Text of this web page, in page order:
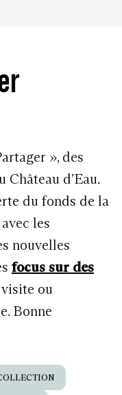
», des
d’Eau.
du fonds de la
avec les
nouvelles
focus sur des
ou
Bonne